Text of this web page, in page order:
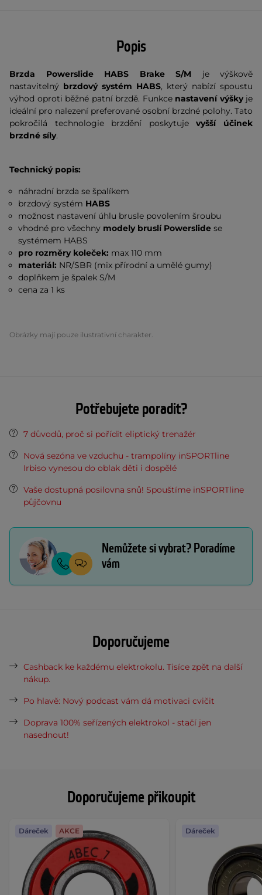
Doporučujeme přikoupit
Dáreček AKCE Dáreček
Popis
Brzda Powerslide HABS Brake S/M je výškově
nastavitelný brzdový systém HABS, který nabízí spoustu
výhod oproti běžné patní brzdě. Funkce nastavení výškyje
ideální pro nalezení preferované osobní brzdné polohy. Tato
pokročilá technologie brzdění poskytujevyšší účinek
brzdné síly.
Technický popis:
náhradní brzda se špalíkem
brzdový systém HABS
možnost nastavení úhlu brusle povolením šroubu
vhodné pro všechny modely bruslí Powerslide se
systémem HABS
pro rozměry koleček: max 110 mm
materiál: NR/SBR (mix přírodní a umělé gumy)
doplňkem je špalek S/M
cena za 1 ks
Obrázky mají pouze ilustrativní charakter.
Potřebujete poradit?
7 důvodů, proč si pořídit eliptický trenažér
Nová sezóna ve vzduchu - trampolíny inSPORTline
Irbiso vynesou do oblak děti i dospělé
Vaše dostupná posilovna snů! Spouštíme inSPORTline
půjčovnu
Nemůžete si vybrat? Poradíme
vám
Doporučujeme
Cashback ke každému elektrokolu. Tisíce zpět na další
nákup.
Po hlavě: Nový podcast vám dá motivaci cvičit
Doprava 100% seřízených elektrokol - stačí jen
nasednout!